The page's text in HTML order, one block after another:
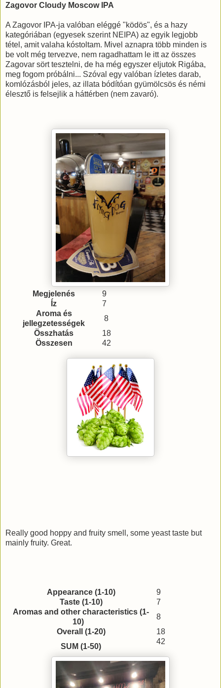
Zagovor Cloudy Moscow IPA
A Zagovor IPA-ja valóban eléggé "ködös", és a hazy
kategóriában (egyesek szerint NEIPA) az egyik legjobb
tétel, amit valaha kóstoltam. Mivel aznapra több minden is
be volt még tervezve, nem ragadhattam le itt az összes
Zagovar sört tesztelni, de ha még egyszer eljutok Rigába,
meg fogom próbálni... Szóval egy valóban ízletes darab,
komlózásból jeles, az illata bódítóan gyümölcsös és némi
élesztő is felsejlik a háttérben (nem zavaró).
Megjelenés
9
Íz
7
Aroma és
jellegzetességek
8
Összhatás
18
Összesen
42
Really good hoppy and fruity smell, some yeast taste but
mainly fruity. Great.
Appearance (1-10)
9
Taste (1-10)
7
Aromas and other characteristics (1-
10)
8
Overall (1-20)
18
SUM (1-50)
42